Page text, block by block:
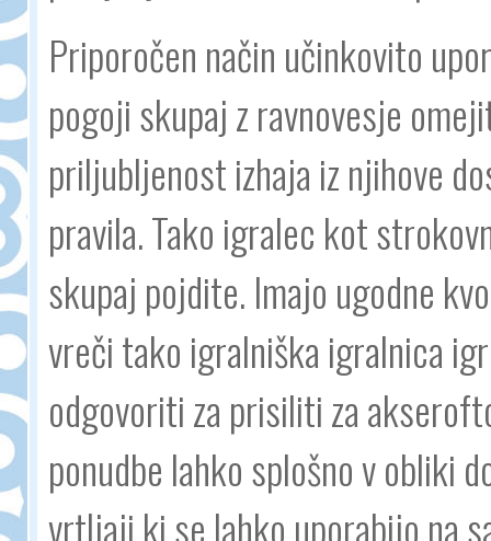
Priporočen način učinkovito
pogoji skupaj z ravnovesje
priljubljenost izhaja iz njihove
pravila. Tako igralec kot
skupaj pojdite. Imajo ugodne
vreči tako igralniška igralnica
odgovoriti za prisiliti za
ponudbe lahko splošno v obliki
vrtljaji ki se lahko uporabijo na